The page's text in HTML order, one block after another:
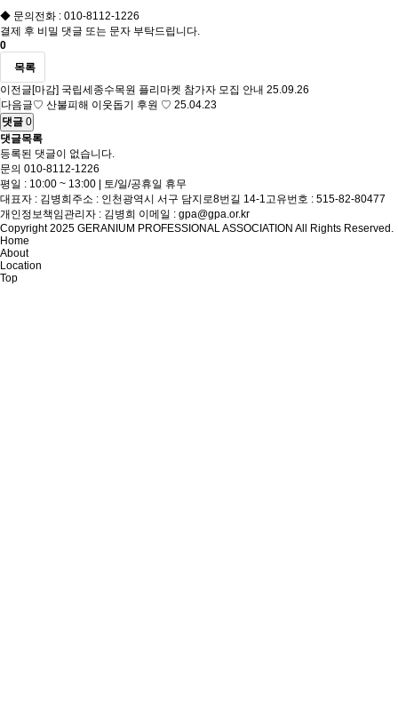
◆ 문의전화 : 010-8112-1226
결제 후 비밀 댓글 또는 문자 부탁드립니다.
0
목록
이전글[마감] 국립세종수목원 플리마켓 참가자 모집 안내 25.09.26
다음글♡ 산불피해 이웃돕기 후원 ♡ 25.04.23
댓글 0
댓글목록
등록된 댓글이 없습니다.
문의 010-8112-1226
평일 : 10:00 ~ 13:00 | 토/일/공휴일 휴무
대표자 : 김병희 주소 : 인천광역시 서구 담지로8번길 14-1고유번호 : 515-82-80477
개인정보책임관리자 : 김병희 이메일 : gpa@gpa.or.kr
Copyright 2025 GERANIUM PROFESSIONAL ASSOCIATION All Rights Reserved.
Home
About
Location
Top